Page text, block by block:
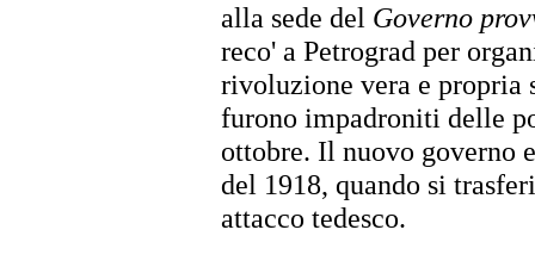
alla sede del Governo
reco' a Petrograd per
rivoluzione vera e propria
furono impadroniti delle
ottobre. Il nuovo governo
del 1918, quando si
attacco tedesco.